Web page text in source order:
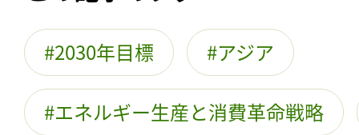
2030年目標 アジア
エネルギー生産と消費革命戦略